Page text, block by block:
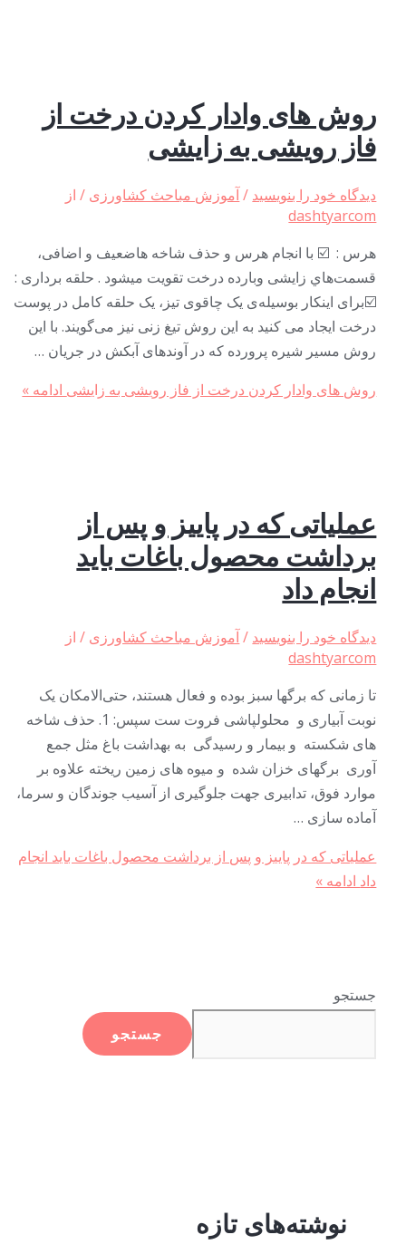
جستجو
جستجو
نوشته‌های تازه
روش های وادار کردن درخت از
فاز رویشی به زایشی
دیدگاه‌ خود را بنویسید/آموزش مباحث کشاورزی/ از
dashtyarcom
هرس : ☑️ با انجام هرس و حذف شاخه هاضعیف و اضافی،
قسمت‌هاي زایشی وبارده درخت تقویت میشود . حلقه برداری :
☑️برای اینکار بوسیله‌ی یک چاقوی تیز، یک حلقه کامل در پوست
درخت ایجاد می کنید به این روش تیغ زنی نیز می‌گويند. با این
روش مسیر شیره پرورده که در آوندهای آبکش در جریان …
روش های وادار کردن درخت از فاز رویشی به زایشیادامه »
عملیاتی که در پاییز و پس از
برداشت محصول باغات باید
انجام داد
دیدگاه‌ خود را بنویسید/آموزش مباحث کشاورزی/ از
dashtyarcom
تا زمانی که برگها سبز بوده و فعال هستند، حتی‌الامکان یک
نوبت آبیاری و محلولپاشی فروت ست سپس: 1. حذف شاخه
های شکسته و بیمار و رسیدگی به بهداشت باغ مثل جمع
آوری برگهای خزان شده و میوه های زمین ریخته علاوه بر
موارد فوق، تدابیری جهت جلوگیری از آسیب جوندگان و سرما،
آماده سازی …
عملیاتی که در پاییز و پس از برداشت محصول باغات باید انجام
دادادامه »